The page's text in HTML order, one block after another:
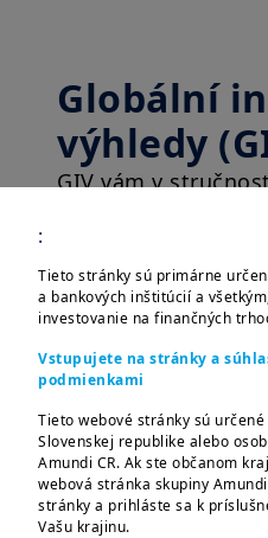
:
Tieto stránky sú primárne
a bankových inštitúcií a
investovanie na finančných
Vstupujete na stránky a
podmienkami
Tieto webové stránky sú
Slovenskej republike alebo
Amundi CR. Ak ste občanom
webová stránka skupiny
stránky a prihláste sa k
Vašu krajinu.
Globální
výhledy
GIV vám v
aktuálne
hrozby na
investorov a